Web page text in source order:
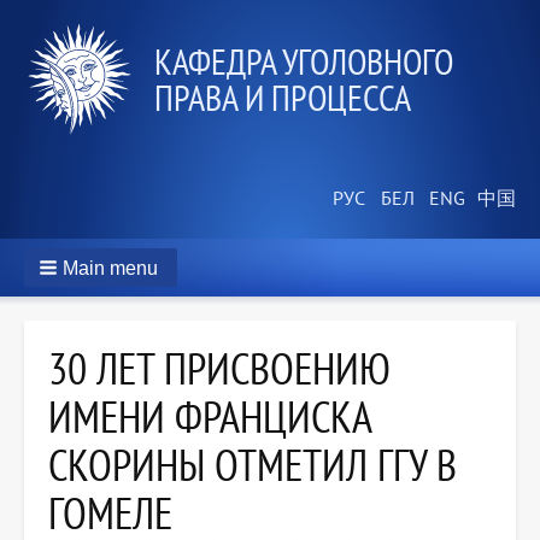
КАФЕДРА УГОЛОВНОГО
ПРАВА И ПРОЦЕССА
Main menu
30 ЛЕТ ПРИСВОЕНИЮ
ИМЕНИ ФРАНЦИСКА
СКОРИНЫ ОТМЕТИЛ ГГУ В
ГОМЕЛЕ